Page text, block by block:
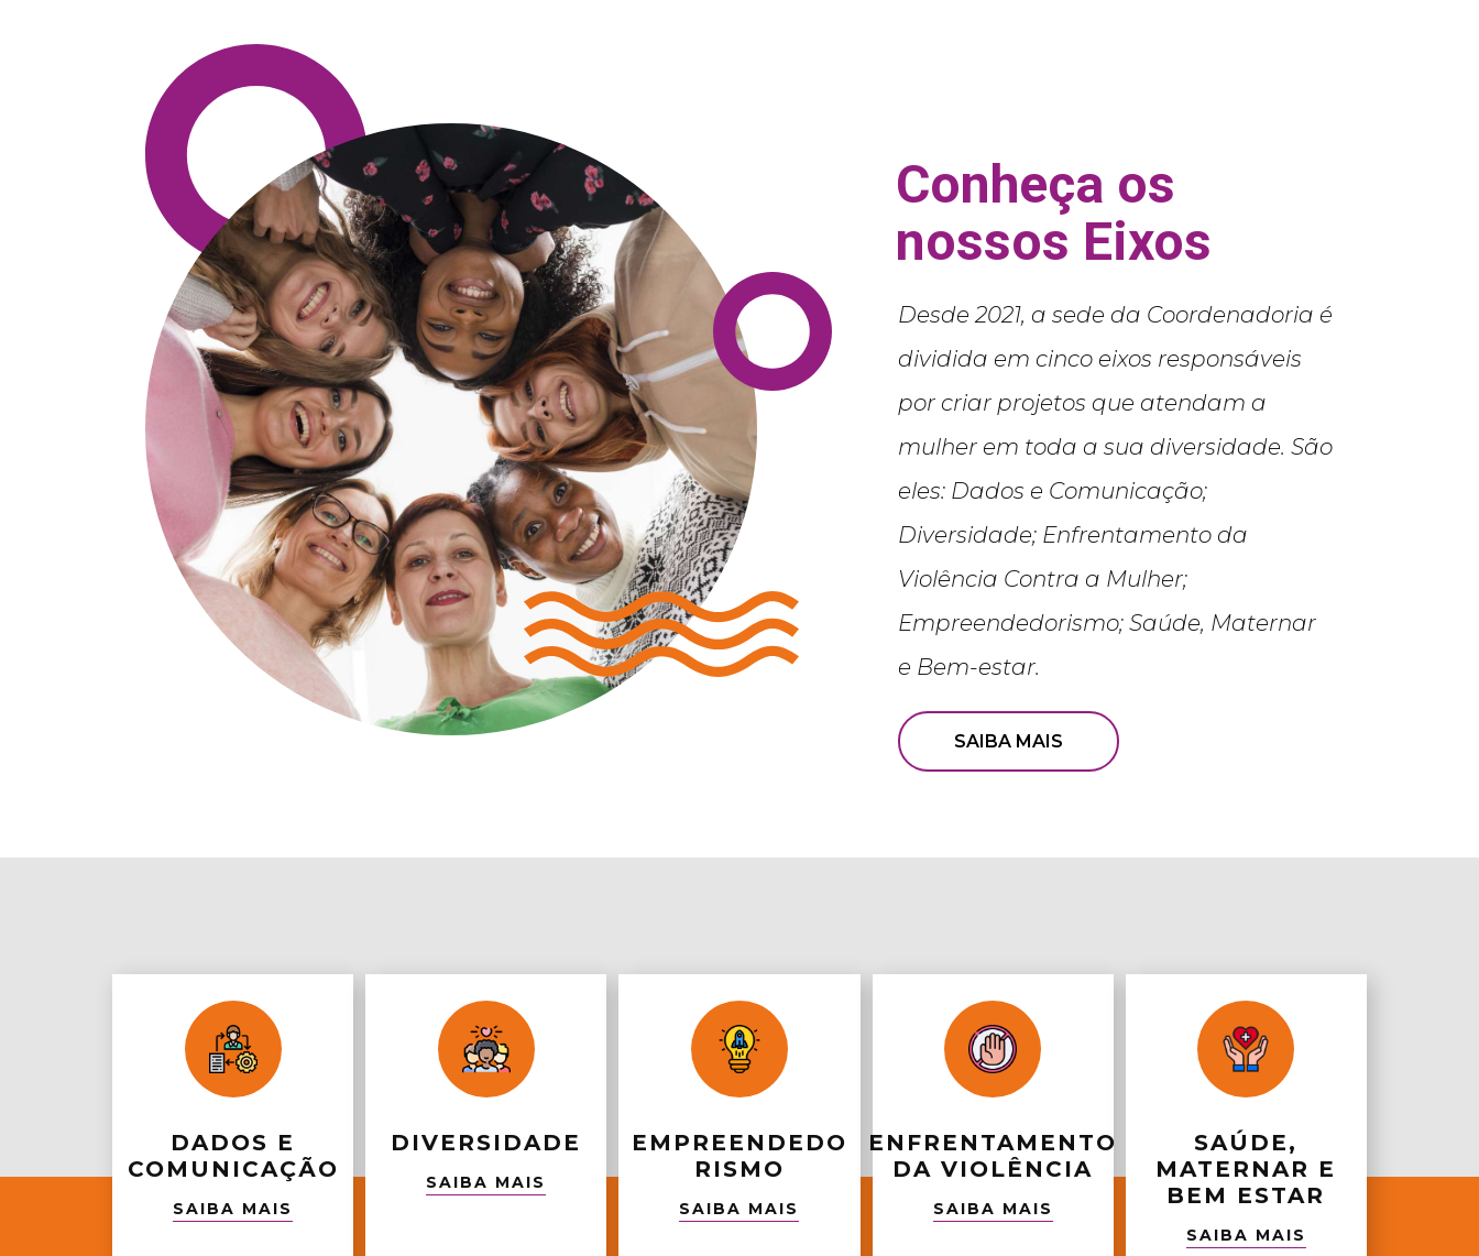
Conheça os
nossos Eixos
Desde 2021, a sede da Coordenadoria é
dividida em cinco eixos responsáveis
por criar projetos que atendam a
mulher em toda a sua diversidade. São
eles: Dados e Comunicação;
Diversidade; Enfrentamento da
Violência Contra a Mulher;
Empreendedorismo; Saúde, Maternar
e Bem-estar.
SAIBA MAIS
DADOS E
COMUNICAÇÃO
SAIBA MAIS
DIVERSIDADE
SAIBA MAIS
EMPREENDEDO
RISMO
SAIBA MAIS
ENFRENTAMENTO
DA VIOLÊNCIA
SAIBA MAIS
SAÚDE,
MATERNAR E
BEM ESTAR
SAIBA MAIS